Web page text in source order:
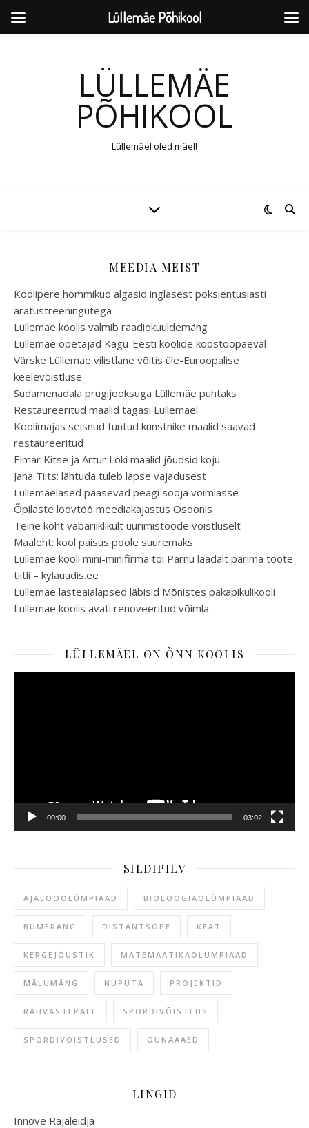
LÜLLEMÄE
PÕHIKOOL
Lüllemäel oled mäel!
MEEDIA MEIST
Koolipere hommikud algasid inglasest poksientusiasti
äratustreeningutega
Lüllemäe koolis valmib raadiokuuldemäng
Lüllemäe õpetajad Kagu-Eesti koolide koostööpäeval
Värske Lüllemäe vilistlane võitis üle-Euroopalise
keelevõistluse
Südamenädala prügijooksuga Lüllemäe puhtaks
Restaureeritud maalid tagasi Lüllemäel
Koolimajas seisnud tuntud kunstnike maalid saavad
restaureeritud
Elmar Kitse ja Artur Loki maalid jõudsid koju
Jana Tiits: lähtuda tuleb lapse vajadusest
Lüllemäelased pääsevad peagi sooja võimlasse
Õpilaste loovtöö meediakajastus Osoonis
Teine koht vabariiklikult uurimistööde võistluselt
Maaleht: kool paisus poole suuremaks
Lüllemäe kooli mini-minifirma tõi Pärnu laadalt parima toote
tiitli – kylauudis.ee
Lüllemäe lasteaialapsed läbisid Mõnistes päkapikülikooli
Lüllemäe koolis avati renoveeritud võimla
LÜLLEMÄEL ON ÕNN KOOLIS
00:00 03:02
SILDIPILV
AJALOOOLÜMPIAAD BIOLOOGIAOLÜMPIAAD
BUMERANG DISTANTSÕPE KEAT
KERGEJÕUSTIK MATEMAATIKAOLÜMPIAAD
MÄLUMÄNG NUPUTA PROJEKTID
RAHVASTEPALL SPORDIVÕISTLUS
SPORDIVÕISTLUSED ÕUNAAAED
LINGID
Innove Rajaleidja
Lüllemäe Põhikool